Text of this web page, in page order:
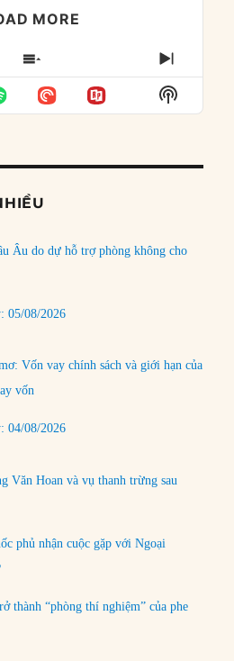
MORE
SHOW
EPISODES
LIST
NEXT
Show
Podcast
Âu do dự hỗ trợ phòng không cho
05/08/2026
Vốn vay chính sách và giới hạn của
vốn
04/08/2026
Văn Hoan và vụ thanh trừng sau
phủ nhận cuộc gặp với Ngoại
thành “phòng thí nghiệm” của phe